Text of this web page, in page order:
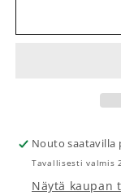
Nouto saatavilla
Tavallisesti valmis
Näytä kaupan